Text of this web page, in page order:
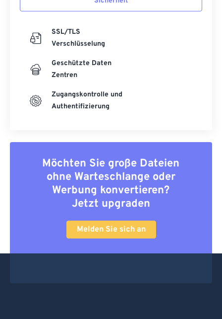
SSL/TLS
Verschlüsselung
Geschützte Daten
Zentren
Zugangskontrolle und
Authentifizierung
Möchten Sie große Dateien
ohne Warteschlange oder
Werbung konvertieren?
Jetzt upgraden
Melden Sie sich an